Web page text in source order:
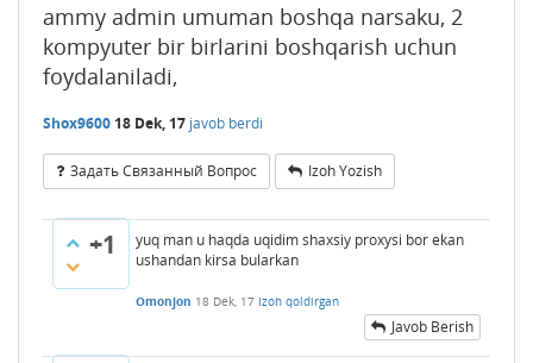
ammy admin umuman boshqa narsaku, 2
kompyuter bir birlarini boshqarish uchun
foydalaniladi,
Shox9600 18 Dek, 17 javob berdi
Задать Связанный Вопрос Izoh Yozish
+1
yuq man u haqda uqidim shaxsiy proxysi bor ekan
ushandan kirsa bularkan
Omonjon 18 Dek, 17 Izoh qoldirgan
Javob Berish